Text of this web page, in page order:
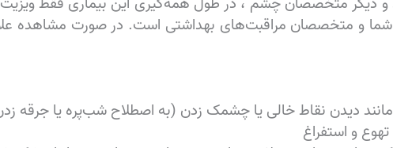
شما و متخصصان مراقبت‌های بهداشتی است. در صورت
مانند دیدن نقاط خالی یا چشمک زدن (به اصطلاح شب‌پره یا جرقه
و استفراغ